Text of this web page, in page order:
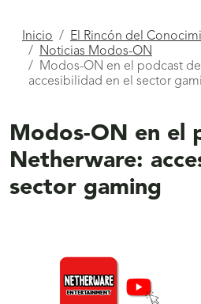
Está
aquí
Inicio El Rincón del
Noticias Modos-ON
Modos-ON en el podcast
accesibilidad en el sector
Modos-ON en el
Netherware:
sector gaming